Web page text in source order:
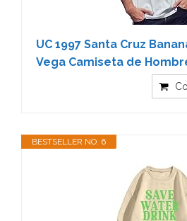
UC 1997 Santa Cruz
Vega Camiseta de
BESTSELLER NO. 6